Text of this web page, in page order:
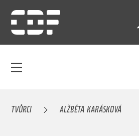
TVŮRCI ALŽBĚTA KARÁSKOVÁ